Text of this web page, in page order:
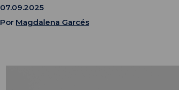
07.09.2025
Por Magdalena Garcés